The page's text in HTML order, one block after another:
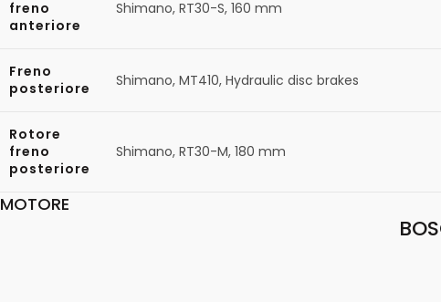
freno
anteriore
Shimano, RT30-S, 160 mm
Freno
posteriore
Shimano, MT410, Hydraulic disc brakes
Rotore
freno
posteriore
Shimano, RT30-M, 180 mm
MOTORE